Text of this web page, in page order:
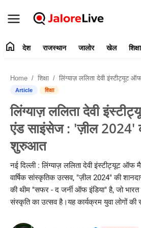
संपर्क करें
देश
राजस्थान
जालोर
खेल
home देश राजस्थान जालोर खेल शिक्षा
Home शिक्षा लिंग्याज़ ललिता देवी इंस्टीट्यूट ऑफ मैनेजमेंट एंड साइंसेज : 'ज़ील
Article शिक्षा
लिंग्याज़ ललिता देवी
एंड साइंसेज : 'ज़ील 2024'
शुरुआत
नई दिल्ली : लिंग्याज़ ललिता देवी इंस्टीट्यूट
वार्षिक सांस्कृतिक उत्सव, "ज़ील 2024" की
की थीम "सफर - द जर्नी ऑफ इंडिया" है, जो भारत
संस्कृति का उत्सव है।यह कार्यक्रम युवा लोगों की